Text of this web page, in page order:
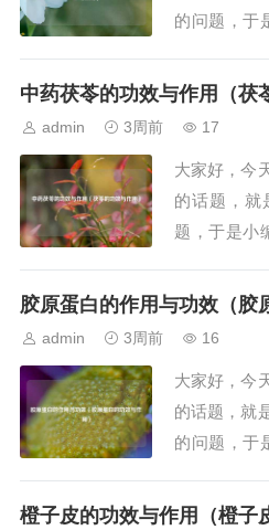
的问题，于
起看看吧。
一、穿心莲
片具有以下
中药茯苓的功效与作用（茯
admin 3周前 17
大家好，今
的话题，就
题，于是小
文章目录：
下：一、
药”，其性甘
胶原蛋白的作用与功效（胶
admin 3周前 16
大家好，今
的话题，就
的问题，于
起看看吧。
橙子皮的功效与作用（橙子